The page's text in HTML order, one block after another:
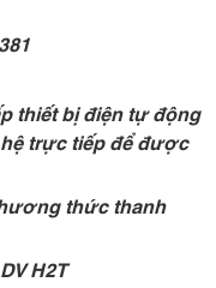
thiết bị điện tự động
trực tiếp để được
thức thanh
H2T